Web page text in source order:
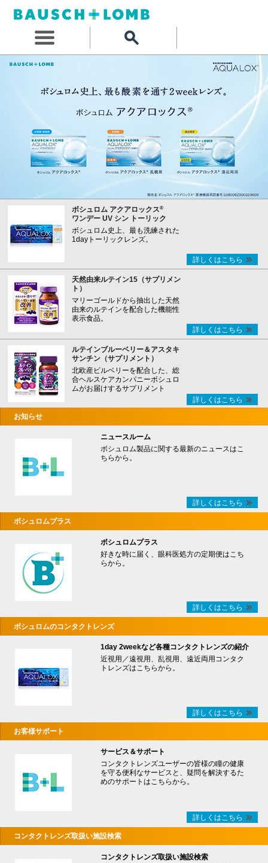
ボシュロム アクアロックス®
ワンデー UV シン トーリック
ボシュロム史上、最も洗練された
1dayトーリックレンズ。
詳しくはこちら
天然由来ルテイン15（サプリメン
ト）
マリーゴールドから抽出した天然
由来のルテインを配合した機能性
表示食品。
詳しくはこちら
ルテインブルーベリー＆アスタキ
サンチン（サプリメント）
北欧産ビルベリーを配合した、総
合ヘルスケアカンパニーボシュロ
ムがお届けするサプリメント
詳しくはこちら
お知らせ
ニュースルーム
ボシュロム製品に関する最新のニュースはこ
ちらから。
詳しくはこちら
ボシュロムプラス
ボシュロムプラス
好きな時に届く、眼科医処方の定期便はこち
らから。
詳しくはこちら
ボシュロムのコンタクトレンズ
1day 2weekなど各種コンタクトレンズの紹介
近視用／遠視用、乱視用、遠近両用コンタク
トレンズはこちらから。
詳しくはこちら
お客様サポート
サービス＆サポート
コンタクトレンズユーザーの皆様の瞳の健康
を守る便利なサービスと、疑問を解決するた
めのサポートはこちらから。
詳しくはこちら
コンタクトレンズ取扱い施設検索
コンタクトレンズ取扱い施設検索